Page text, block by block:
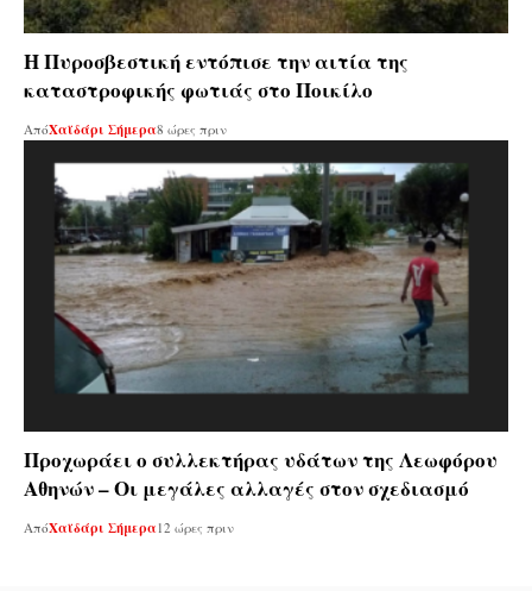
Η Πυροσβεστική εντόπισε την αιτία της
καταστροφικής φωτιάς στο Ποικίλο
ΑπόΧαϊδάρι Σήμερα8 ώρες πριν
Προχωράει ο συλλεκτήρας υδάτων της Λεωφόρου
Αθηνών – Οι μεγάλες αλλαγές στον σχεδιασμό
ΑπόΧαϊδάρι Σήμερα12 ώρες πριν